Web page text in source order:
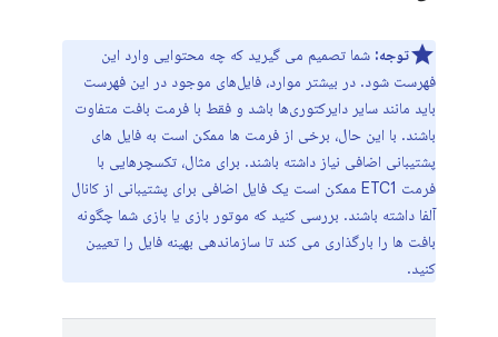
توجه: شما تصمیم می گیرید که چه محتوایی وارد این
فهرست شود. در بیشتر موارد، فایل‌های موجود در این فهرست
باید مانند سایر دایرکتوری‌ها باشد و فقط با فرمت بافت متفاوت
باشند. با این حال، برخی از فرمت ها ممکن است به فایل های
پشتیبانی اضافی نیاز داشته باشند. برای مثال، تکسچرهایی با
فرمت ETC1 ممکن است یک فایل اضافی برای پشتیبانی از کانال
آلفا داشته باشند. بررسی کنید که موتور بازی یا بازی شما چگونه
بافت ها را بارگذاری می کند تا سازماندهی بهینه فایل را تعیین
کنید.